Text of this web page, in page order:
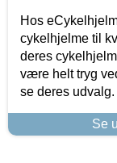
Hos
cykelhjelme til
deres
være helt tryg
se deres udvalg.
Se